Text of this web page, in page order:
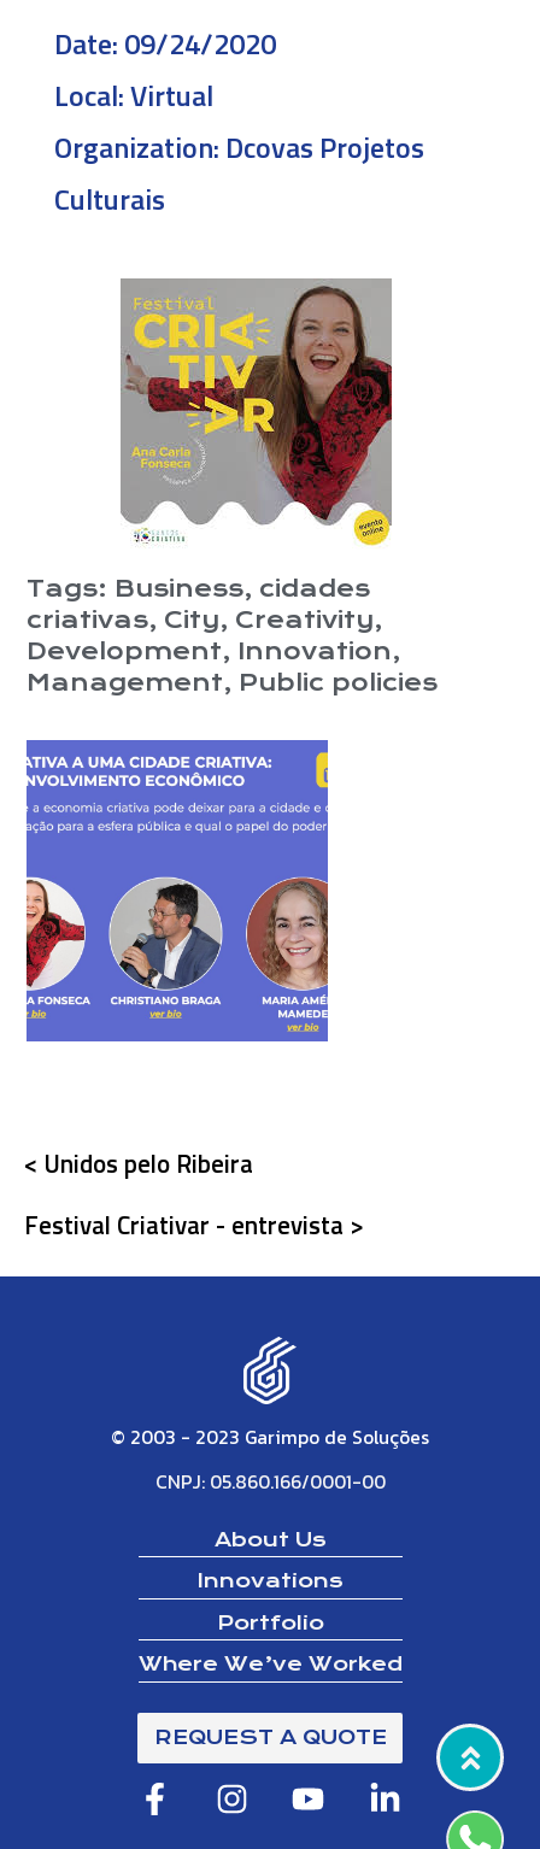
Tags: Business, cidades
criativas, City, Creativity,
Development, Innovation,
Management, Public policies
Date:09/24/2020
Local:Virtual
Organization: Dcovas Projetos
Culturais
< Unidos pelo Ribeira
Festival Criativar - entrevista >
© 2003 - 2023 Garimpo de Soluções
CNPJ: 05.860.166/0001-00
About Us
Innovations
Portfolio
Where We’ve Worked
REQUEST A QUOTE